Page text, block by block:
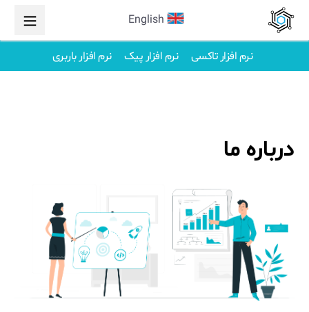
English
نرم افزار تاکسی نرم افزار پیک نرم افزار باربری
درباره ما